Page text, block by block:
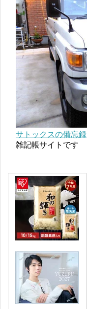
サトックスの備忘録
雑記帳サイトです